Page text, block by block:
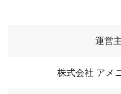
運営
株式会社 アメ